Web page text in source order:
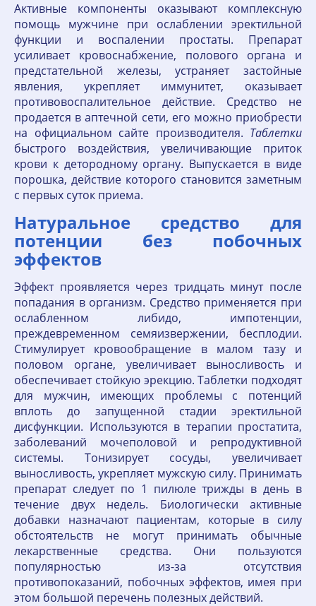
Активные компоненты оказывают комплексную
помощь мужчине при ослаблении эректильной
функции и воспалении простаты. Препарат
усиливает кровоснабжение, полового органа и
предстательной железы, устраняет застойные
явления, укрепляет иммунитет, оказывает
противовоспалительное действие. Средство не
продается в аптечной сети, его можно приобрести
на официальном сайте производителя. Таблетки
быстрого воздействия, увеличивающие приток
крови к детородному органу. Выпускается в виде
порошка, действие которого становится заметным
с первых суток приема.
Натуральное средство для
потенции без побочных
эффектов
Эффект проявляется через тридцать минут после
попадания в организм. Средство применяется при
ослабленном либидо, импотенции,
преждевременном семяизвержении, бесплодии.
Стимулирует кровообращение в малом тазу и
половом органе, увеличивает выносливость и
обеспечивает стойкую эрекцию. Таблетки подходят
для мужчин, имеющих проблемы с потенций
вплоть до запущенной стадии эректильной
дисфункции. Используются в терапии простатита,
заболеваний мочеполовой и репродуктивной
системы. Тонизирует сосуды, увеличивает
выносливость, укрепляет мужскую силу. Принимать
препарат следует по 1 пилюле трижды в день в
течение двух недель. Биологически активные
добавки назначают пациентам, которые в силу
обстоятельств не могут принимать обычные
лекарственные средства. Они пользуются
популярностью из-за отсутствия
противопоказаний, побочных эффектов, имея при
этом большой перечень полезных действий.